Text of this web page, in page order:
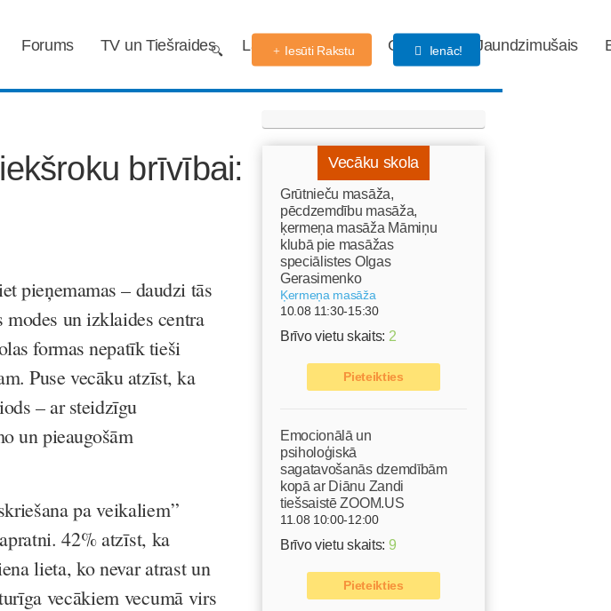
Forums TV un Tiešraides Labdarības fonds Gaidības Jaundzimušais
Iesūti Rakstu Ienāc!
brīvībai:
pieņemamas – daudzi tās
un izklaides centra
formas nepatīk tieši
Puse vecāku atzīst, ka
– ar steidzīgu
un pieaugošām
pa veikaliem”
42% atzīst, ka
lieta, ko nevar atrast un
vecākiem vecumā virs
Vecāku skola
Grūtnieču masāža,
pēcdzemdību masāža,
ķermeņa masāža Māmiņu
klubā pie masāžas
speciālistes Olgas
Gerasimenko
Ķermeņa masāža
10.08 11:30-15:30
Brīvo vietu skaits: 2
Pieteikties
Emocionālā un
psiholoģiskā
sagatavošanās dzemdībām
kopā ar Diānu Zandi
tiešsaistē ZOOM.US
11.08 10:00-12:00
Brīvo vietu skaits: 9
Pieteikties